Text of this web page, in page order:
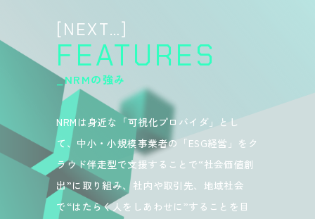
[NEXT…]
FEATURES
_NRMの強み
NRMは身近な「可視化プロバイダ」とし
て、中小・小規模事業者の「ESG経営」をク
ラウド伴走型で支援することで“社会価値創
出”に取り組み、社内や取引先、地域社会
で“はたらく人をしあわせに”することを目